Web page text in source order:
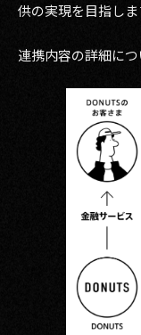
供の実現を目指しま
連携内容の詳細に